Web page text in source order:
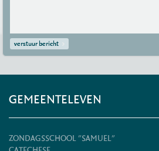
verstuur bericht
GEMEENTELEVEN
ZONDAGSSCHOOL "SAMUEL"